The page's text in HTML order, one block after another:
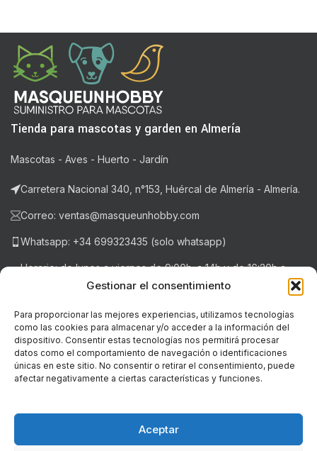
Gestionar el consentimiento
Para proporcionar las mejores experiencias, utilizamos tecnologías
como las cookies para almacenar y/o acceder a la información del
dispositivo. Consentir estas tecnologías nos permitirá procesar
datos como el comportamiento de navegación o identificaciones
únicas en este sitio. No consentir o retirar el consentimiento, puede
afectar negativamente a ciertas características y funciones.
Aceptar
Tienda para mascotas y garden en Almería
Mascotas - Aves - Huerto - Jardín
Carretera Nacional 340, n°153, Huércal de Almería - Almería.
Correo: ventas@masqueunhobby.com
Whatsapp: +34 699323435 (solo whatsapp)
Horario: de lunes a viernes de 9:00h. a 14h y de 16:30h a
20:30h . Sábados de 9:00h a 14:00h.
NOTICIAS RECIENTES
LEGAL